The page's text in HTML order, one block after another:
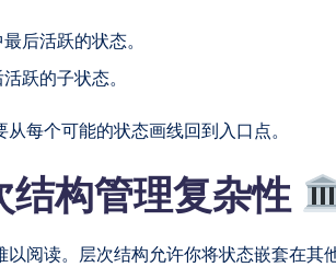
后活跃的状态。
跃的子状态。
每个可能的状态画线回到入口点。
构管理复杂性
阅读。层次结构允许你将状态嵌套在其